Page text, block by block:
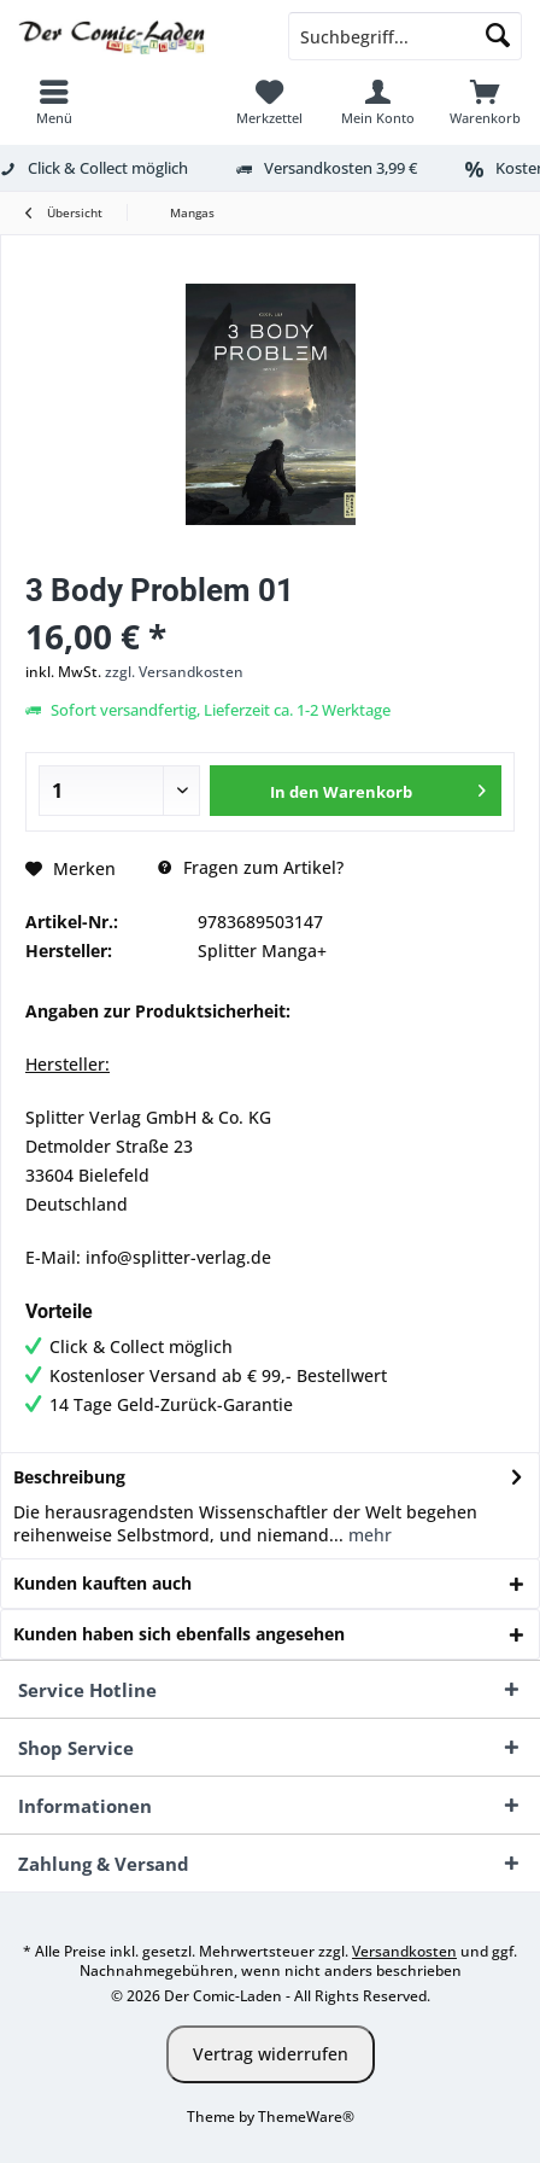
Menü Warenkorb
Merkzettel Mein Konto
Click & Collect möglich Versandkosten 3,99 €
Übersicht Mangas
3 Body Problem 01
16,00 € *
inkl. MwSt.zzgl. Versandkosten
Sofort versandfertig, Lieferzeit ca. 1-2 Werktage
In den Warenkorb
Merken Fragen zum Artikel?
Artikel-Nr.:
9783689503147
Hersteller:
Splitter Manga+
Angaben zur Produktsicherheit:
Hersteller:
Splitter Verlag GmbH & Co. KG
Detmolder Straße 23
33604 Bielefeld
Deutschland
E-Mail: info@splitter-verlag.de
Vorteile
Click & Collect möglich
Kostenloser Versand ab € 99,- Bestellwert
14 Tage Geld-Zurück-Garantie
Beschreibung
Die herausragendsten Wissenschaftler der Welt begehen
reihenweise Selbstmord, und niemand... mehr
Kunden kauften auch
Kunden haben sich ebenfalls angesehen
Service Hotline
Shop Service
Informationen
Zahlung & Versand
* Alle Preise inkl. gesetzl. Mehrwertsteuer zzgl.Versandkosten und ggf.
Nachnahmegebühren, wenn nicht anders beschrieben
© 2026 Der Comic-Laden - All Rights Reserved.
Vertrag widerrufen
Theme byThemeWare®